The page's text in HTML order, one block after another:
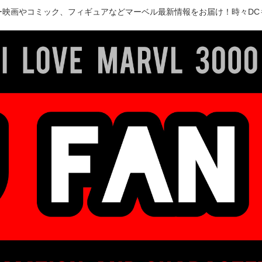
映画やコミック、フィギュアなどマーベル最新情報をお届け！時々DC